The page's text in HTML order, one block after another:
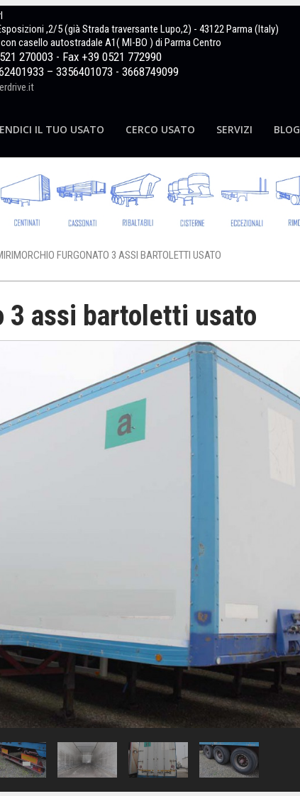
,2/5 (già Strada traversante Lupo,2) - 43122 Parma (Italy)
casello autostradale A1( MI-BO ) di Parma Centro
270003 - Fax +39 0521 772990
– 3356401073 - 3668749099
IL TUO USATO CERCO USATO SERVIZI BLOG
FURGONATO 3 ASSI BARTOLETTI USATO
assi bartoletti usato